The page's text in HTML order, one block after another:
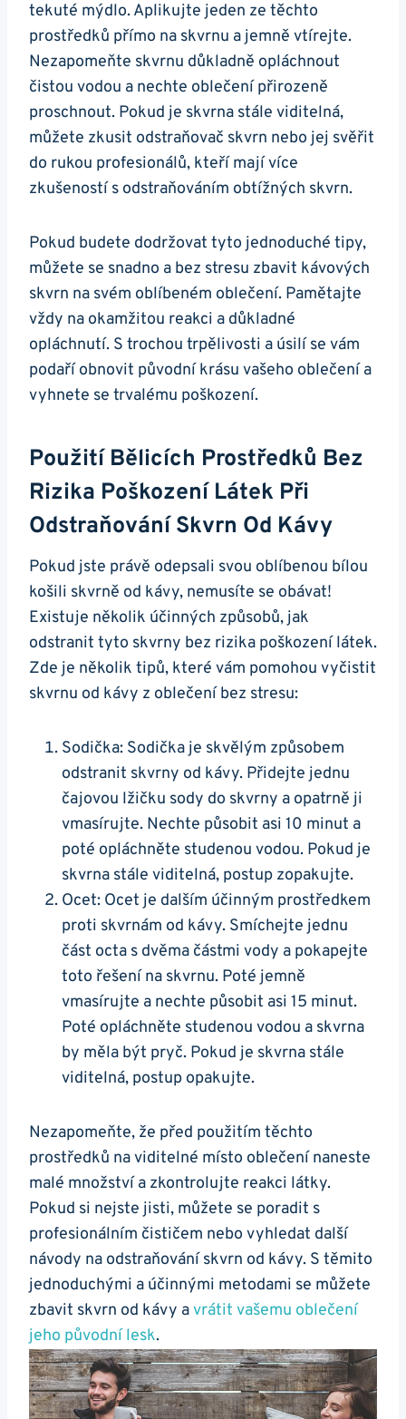
tekuté mýdlo. Aplikujte jeden ze těchto​
prostředků přímo​ na skvrnu ​a jemně ⁤vtírejte.
Nezapomeňte ⁣skvrnu⁣ důkladně ​opláchnout
‍čistou vodou ⁣a⁢ nechte oblečení přirozeně
proschnout. Pokud‌ je skvrna stále viditelná,
⁤můžete zkusit odstraňovač skvrn‍ nebo jej svěřit
do rukou profesionálů, kteří mají více
zkušeností s⁢ odstraňováním obtížných skvrn.
Pokud budete dodržovat tyto jednoduché tipy,
můžete se snadno‍ a bez stresu zbavit kávových
skvrn na​ svém⁣ oblíbeném ‌oblečení. ‌Pamětajte
vždy na okamžitou reakci⁢ a důkladné
opláchnutí. S trochou trpělivosti a úsilí se ​vám⁤
podaří obnovit původní krásu vašeho oblečení a
vyhnete ⁤se⁤ trvalému ⁣poškození.
Použití ‍bělicích ‌prostředků Bez
Rizika Poškození Látek ‌při
Odstraňování Skvrn Od Kávy
Pokud jste⁣ právě odepsali⁤ svou ‌oblíbenou bílou
košili ⁢skvrně od kávy, nemusíte se obávat!
Existuje několik účinných‌ způsobů, jak⁤
odstranit⁣ tyto skvrny bez rizika ‍poškození látek.
Zde je několik tipů, které vám pomohou vyčistit
skvrnu od kávy z​ oblečení bez‍ stresu:
Sodička:⁢ Sodička je skvělým způsobem
odstranit skvrny od kávy. Přidejte jednu
⁢čajovou lžičku sody do‍ skvrny ⁤a opatrně ji
vmasírujte. Nechte působit asi 10 minut a
poté‍ opláchněte studenou vodou. Pokud ⁢je
skvrna stále viditelná, postup zopakujte.
Ocet:⁤ Ocet je dalším účinným prostředkem
⁢proti skvrnám od kávy. Smíchejte jednu⁣
část octa⁢ s dvěma ‍částmi vody a pokapejte
toto řešení‌ na skvrnu. Poté jemně
vmasírujte a nechte působit asi 15⁤ minut.
Poté opláchněte studenou vodou⁤ a skvrna
⁣by měla být pryč. Pokud je skvrna stále‌
viditelná, postup ‍opakujte.
Nezapomeňte, ​že před použitím těchto
prostředků na ⁣viditelné⁢ místo oblečení naneste
malé množství a zkontrolujte ‌reakci látky.
Pokud si nejste jisti, můžete se poradit s​
profesionálním čističem nebo ⁢vyhledat další
‌návody ⁣na⁢ odstraňování skvrn od kávy. S těmito
jednoduchými a účinnými metodami se můžete
zbavit skvrn od ‍kávy ⁢a​vrátit vašemu oblečení
jeho‍ původní lesk.